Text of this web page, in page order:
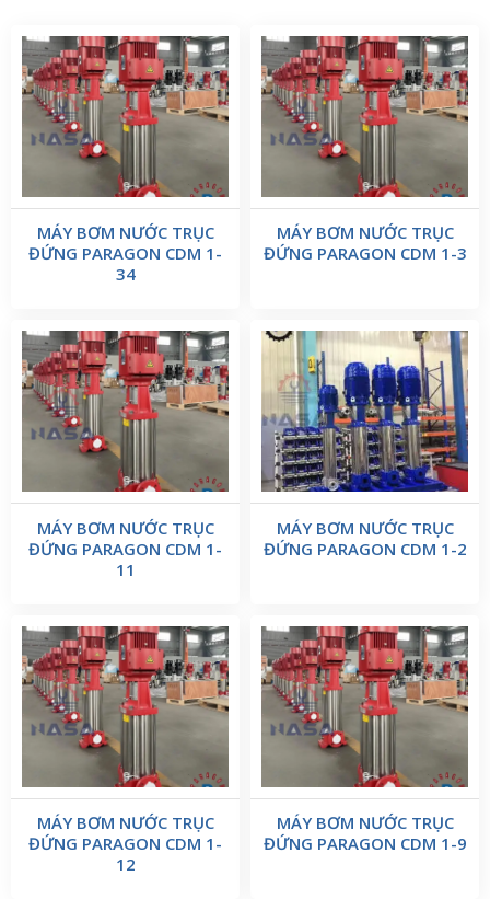
MÁY BƠM NƯỚC TRỤC
ĐỨNG PARAGON CDM 1-
34
MÁY BƠM NƯỚC TRỤC
ĐỨNG PARAGON CDM 1-3
MÁY BƠM NƯỚC TRỤC
ĐỨNG PARAGON CDM 1-
11
MÁY BƠM NƯỚC TRỤC
ĐỨNG PARAGON CDM 1-2
MÁY BƠM NƯỚC TRỤC
ĐỨNG PARAGON CDM 1-
12
MÁY BƠM NƯỚC TRỤC
ĐỨNG PARAGON CDM 1-9